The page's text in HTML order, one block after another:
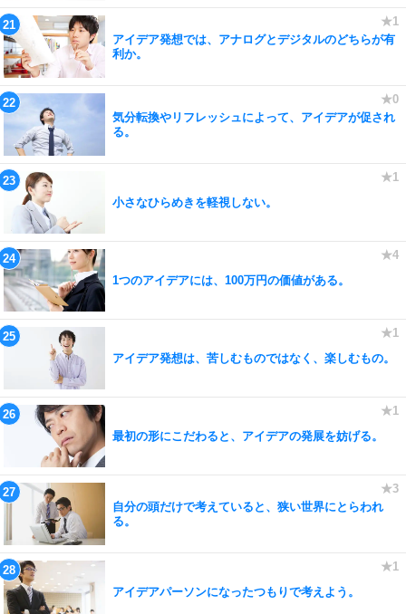
アイデア発想では、アナログとデジタルのどちらが有
利か。
気分転換やリフレッシュによって、アイデアが促され
る。
小さなひらめきを軽視しない。
1つのアイデアには、100万円の価値がある。
アイデア発想は、苦しむものではなく、楽しむもの。
最初の形にこだわると、アイデアの発展を妨げる。
自分の頭だけで考えていると、狭い世界にとらわれ
る。
アイデアパーソンになったつもりで考えよう。